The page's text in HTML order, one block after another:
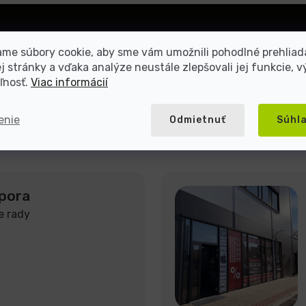
súbory cookie, aby sme vám umožnili pohodlné
stránky a vďaka analýze neustále zlepšovali jej funkcie,
Viac informácií
Odmietnuť
ochrany osobných
Prihlásiť
sa
rady